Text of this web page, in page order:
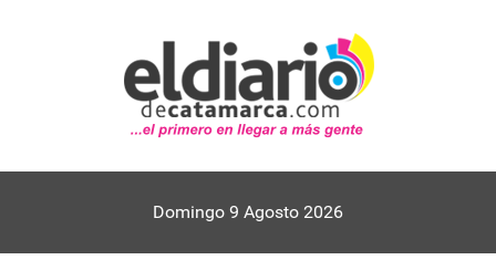
Domingo 9 Agosto 2026